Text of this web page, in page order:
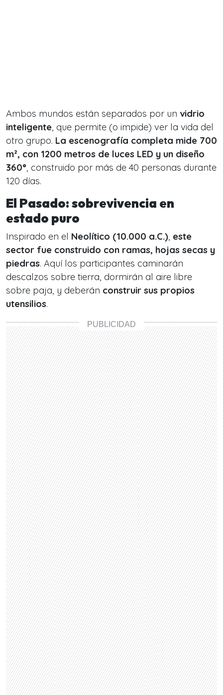
Ambos mundos están separados por un vidrio
inteligente, que permite (o impide) ver la vida del
otro grupo. La escenografía completa mide 700
m², con 1200 metros de luces LED y un diseño
360°, construido por más de 40 personas durante
120 días.
El Pasado: sobrevivencia en
estado puro
Inspirado en el Neolítico (10.000 a.C.), este
sector fue construido con ramas, hojas secas y
piedras. Aquí los participantes caminarán
descalzos sobre tierra, dormirán al aire libre
sobre paja, y deberán construir sus propios
utensilios.